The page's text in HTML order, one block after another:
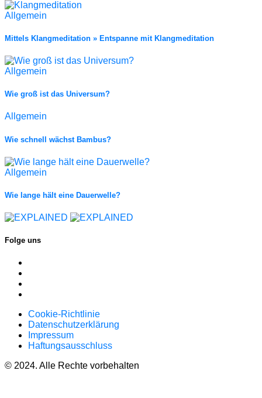
Allgemein
Mittels Klangmeditation » Entspanne mit Klangmeditation
Allgemein
Wie groß ist das Universum?
Allgemein
Wie schnell wächst Bambus?
Allgemein
Wie lange hält eine Dauerwelle?
Folge uns
Cookie-Richtlinie
Datenschutzerklärung
Impressum
Haftungsausschluss
© 2024. Alle Rechte vorbehalten